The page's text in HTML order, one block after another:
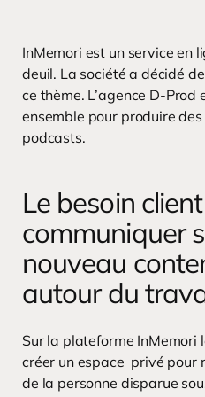
InMemori est un service en
deuil. La société a décidé
ce thème. L’agence D-
ensemble pour produire
podcasts.
Le besoin
communiquer
nouveau
autour du
Sur la plateforme InMemori
créer un espace privé pour
de la personne disparue